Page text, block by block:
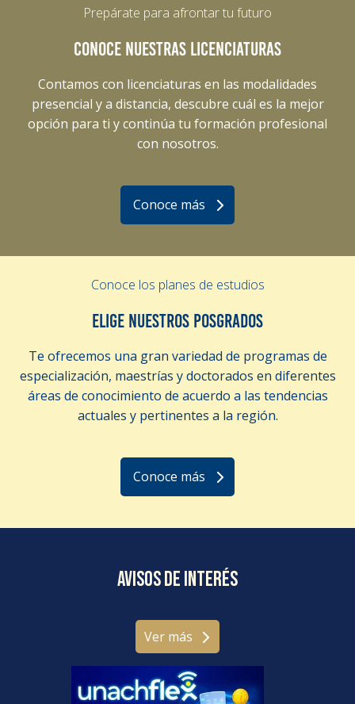
Prepárate para afrontar tu futuro
CONOCE NUESTRAS LICENCIATURAS
Contamos con licenciaturas en las modalidades
presencial y a distancia, descubre cuál es la mejor
opción para ti y continúa tu formación profesional
con nosotros.
Conoce más
Conoce los planes de estudios
ELIGE NUESTROS POSGRADOS
Te ofrecemos una gran variedad de programas de
especialización, maestrías y doctorados en diferentes
áreas de conocimiento de acuerdo a las tendencias
actuales y pertinentes a la región.
Conoce más
Avisos de interés
Ver más